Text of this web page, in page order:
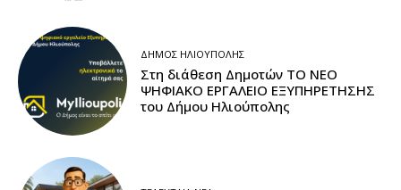
ΔΉΜΟΣ ΗΛΙΟΎΠΟΛΗΣ
Στη διάθεση Δημοτών ΤΟ ΝΕΟ
ΨΗΦΙΑΚΟ ΕΡΓΑΛΕΙΟ ΕΞΥΠΗΡΕΤΗΣΗΣ
του Δήμου Ηλιούπολης